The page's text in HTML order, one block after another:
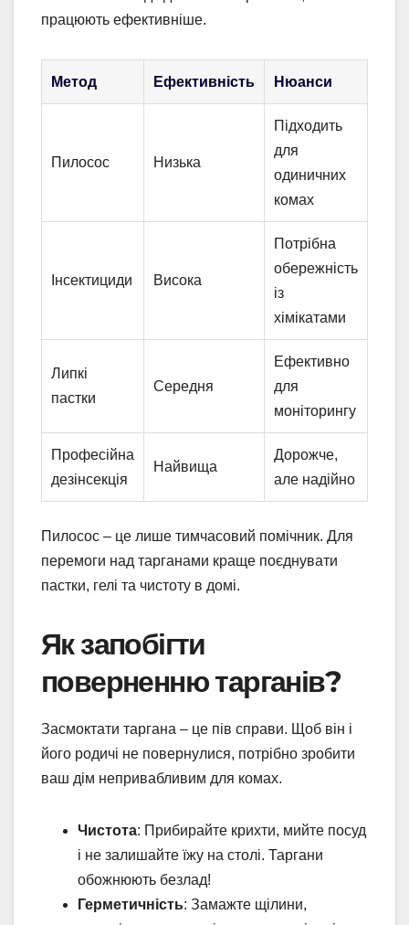
працюють ефективніше.
Метод Ефективність Нюанси
Пилосос Низька
Підходить
для
одиничних
комах
Інсектициди Висока
Потрібна
обережність
із
хімікатами
Липкі
пастки
Середня
Ефективно
для
моніторингу
Професійна
дезінсекція
Найвища
Дорожче,
але надійно
Пилосос – це лише тимчасовий помічник. Для
перемоги над тарганами краще поєднувати
пастки, гелі та чистоту в домі.
Як запобігти
поверненню тарганів?
Засмоктати таргана – це пів справи. Щоб він і
його родичі не повернулися, потрібно зробити
ваш дім непривабливим для комах.
Чистота: Прибирайте крихти, мийте посуд
і не залишайте їжу на столі. Таргани
обожнюють безлад!
Герметичність: Замажте щілини,